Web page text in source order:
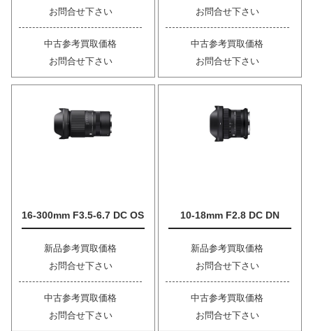
お問合せ下さい
中古参考買取価格
お問合せ下さい
お問合せ下さい
中古参考買取価格
お問合せ下さい
16-300mm F3.5-6.7 DC OS
新品参考買取価格
お問合せ下さい
中古参考買取価格
お問合せ下さい
10-18mm F2.8 DC DN
新品参考買取価格
お問合せ下さい
中古参考買取価格
お問合せ下さい